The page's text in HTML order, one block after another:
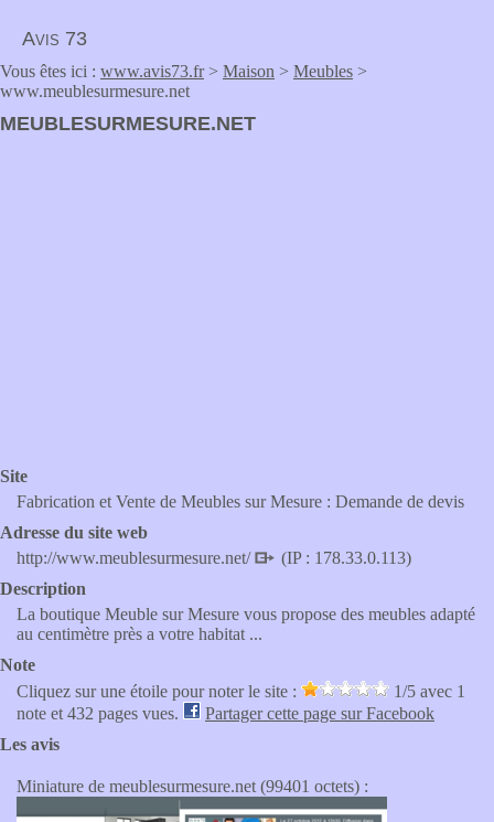
Avis 73
Vous êtes ici : www.avis73.fr> Maison > Meubles >
www.meublesurmesure.net
MEUBLESURMESURE.NET
Site
Fabrication et Vente de Meubles sur Mesure : Demande de devis
Adresse du site web
http://www.meublesurmesure.net/
(IP : 178.33.0.113)
Description
La boutique Meuble sur Mesure vous propose des meubles adapté
au centimètre près a votre habitat ...
Note
Cliquez sur une étoile pour noter le site :
1/5 avec 1
note et 432 pages vues.
Partager cette page sur Facebook
Les avis
Miniature de meublesurmesure.net (99401 octets) :